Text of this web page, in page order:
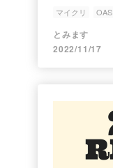
マイクリ OAS
とみます
2022/11/17